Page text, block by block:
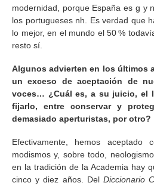
modernidad, porque España es g y
los portugueses nh. Es verdad que
lo mejor, en el mundo el 50 %
resto sí.
Algunos advierten en los últimos
un exceso de aceptación de
voces… ¿Cuál es, a su juicio, el
fijarlo, entre conservar y
demasiado aperturistas, por otro?
Efectivamente, hemos aceptado
modismos y, sobre todo,
en la tradición de la Academia hay
cinco y diez años. Del Diccionario